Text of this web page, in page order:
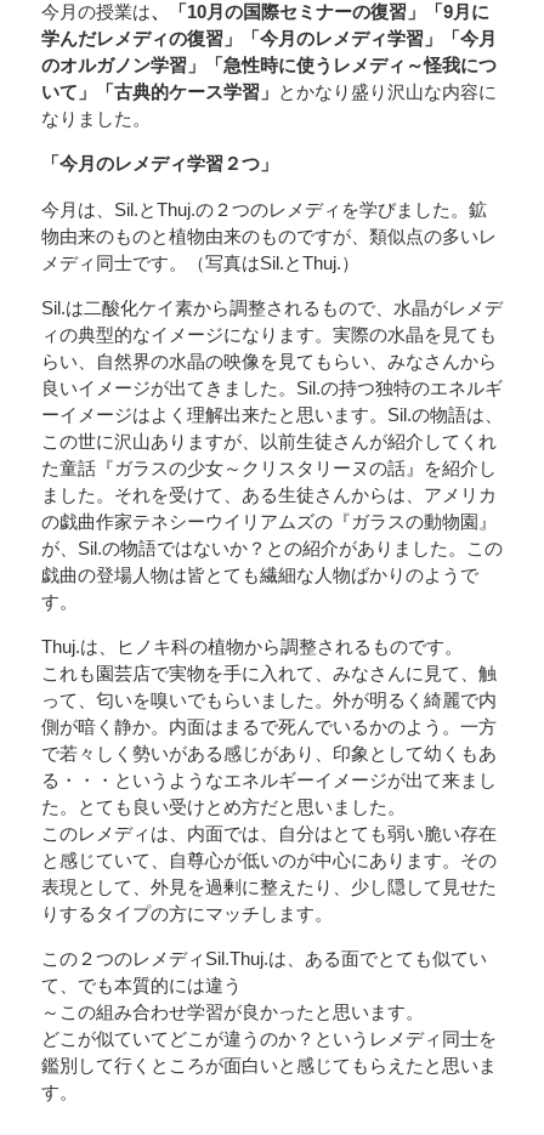
今月の授業は、「10月の国際セミナーの復習」「9月に
学んだレメディの復習」「今月のレメディ学習」「今月
のオルガノン学習」「急性時に使うレメディ～怪我につ
いて」「古典的ケース学習」 とかなり盛り沢山な内容に
なりました。
「今月のレメディ学習２つ」
今月は、Sil.とThuj.の２つのレメディを学びました。鉱
物由来のものと植物由来のものですが、類似点の多いレ
メディ同士です。（写真はSil.とThuj.）
Sil.は二酸化ケイ素から調整されるもので、水晶がレメデ
ィの典型的なイメージになります。実際の水晶を見ても
らい、自然界の水晶の映像を見てもらい、みなさんから
良いイメージが出てきました。Sil.の持つ独特のエネルギ
ーイメージはよく理解出来たと思います。Sil.の物語は、
この世に沢山ありますが、以前生徒さんが紹介してくれ
た童話『ガラスの少女～クリスタリーヌの話』を紹介し
ました。それを受けて、ある生徒さんからは、アメリカ
の戯曲作家テネシーウイリアムズの『ガラスの動物園』
が、Sil.の物語ではないか？との紹介がありました。この
戯曲の登場人物は皆とても繊細な人物ばかりのようで
す。
Thuj.は、ヒノキ科の植物から調整されるものです。
これも園芸店で実物を手に入れて、みなさんに見て、触
って、匂いを嗅いでもらいました。外が明るく綺麗で内
側が暗く静か。内面はまるで死んでいるかのよう。一方
で若々しく勢いがある感じがあり、印象として幼くもあ
る・・・というようなエネルギーイメージが出て来まし
た。とても良い受けとめ方だと思いました。
このレメディは、内面では、自分はとても弱い脆い存在
と感じていて、自尊心が低いのが中心にあります。その
表現として、外見を過剰に整えたり、少し隠して見せた
りするタイプの方にマッチします。
この２つのレメディSil.Thuj.は、ある面でとても似てい
て、でも本質的には違う
～この組み合わせ学習が良かったと思います。
どこが似ていてどこが違うのか？というレメディ同士を
鑑別して行くところが面白いと感じてもらえたと思いま
す。